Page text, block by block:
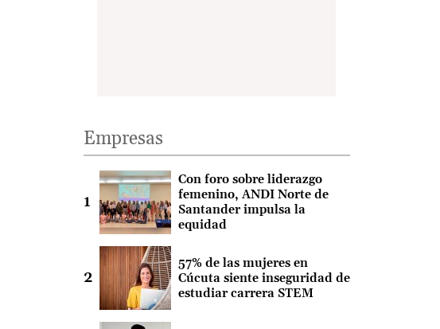
Empresas
Con foro sobre liderazgo
femenino, ANDI Norte de
Santander impulsa la
equidad
57% de las mujeres en
Cúcuta siente inseguridad de
estudiar carrera STEM